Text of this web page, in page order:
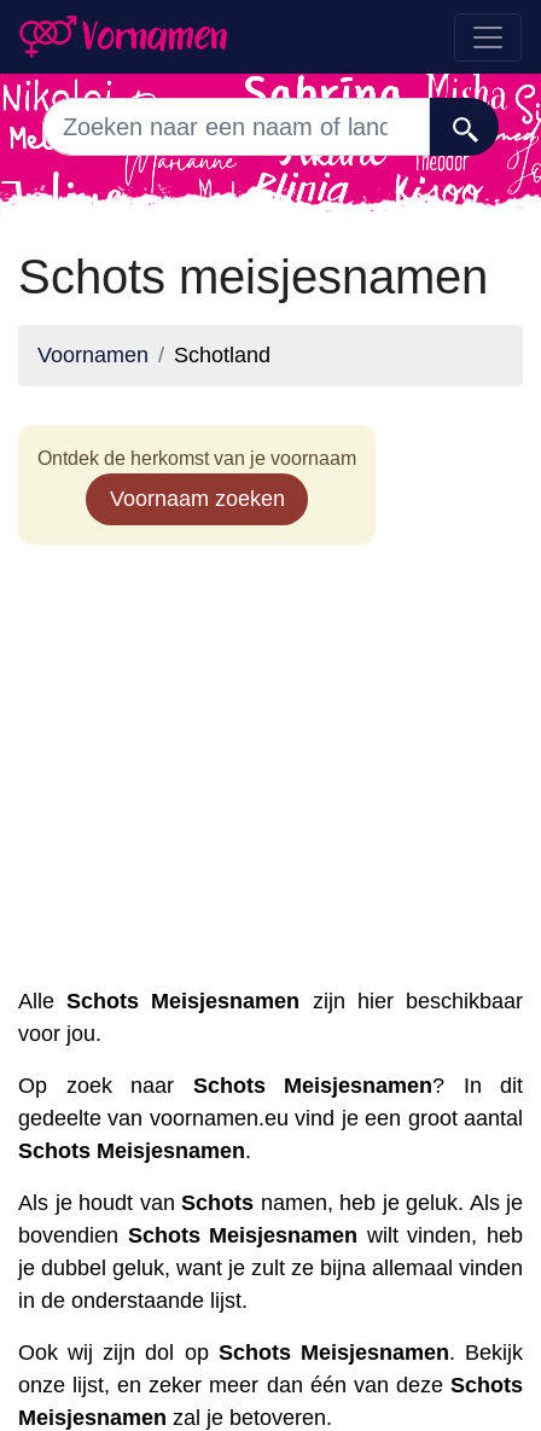
Schots meisjesnamen
Voornamen Schotland
Ontdek de herkomst van je voornaam
Voornaam zoeken
AlleSchots Meisjesnamen zijn hier beschikbaar
voor jou.
Op zoek naar Schots Meisjesnamen? In dit
gedeelte van voornamen.eu vind je een groot aantal
Schots Meisjesnamen.
Als je houdt van Schots namen, heb je geluk. Als je
bovendien Schots Meisjesnamen wilt vinden, heb
je dubbel geluk, want je zult ze bijna allemaal vinden
in de onderstaande lijst.
Ook wij zijn dol op Schots Meisjesnamen. Bekijk
onze lijst, en zeker meer dan één van deze Schots
Meisjesnamen zal je betoveren.